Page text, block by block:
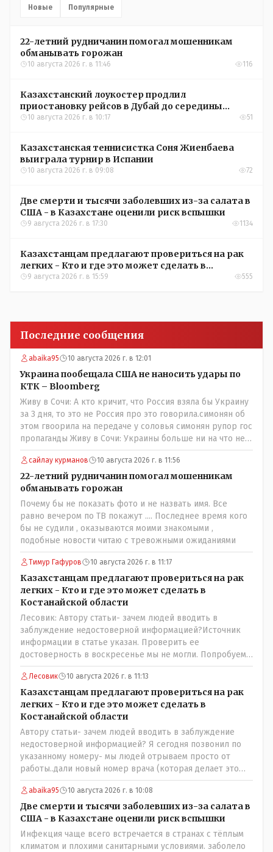
Новые Популярные
22-летний рудничанин помогал мошенникам
обманывать горожан
10 августа 2026 г. в 11:46 116
Казахстанский лоукостер продлил
приостановку рейсов в Дубай до середины
сентября
10 августа 2026 г. в 10:17 51
Казахстанская теннисистка Соня Жиенбаева
выиграла турнир в Испании
10 августа 2026 г. в 09:08 72
Две смерти и тысячи заболевших из-за салата в
США - в Казахстане оценили риск вспышки
9 августа 2026 г. в 17:30 1134
Казахстанцам предлагают провериться на рак
легких - Кто и где это может сделать в
Костанайской области
9 августа 2026 г. в 15:59 555
Последние сообщения
abaika95 10 августа 2026 г. в 12:01
Украина пообещала США не наносить удары по
КТК – Bloomberg
Живу в Сочи: А кто кричит, что Россия взяла бы Украину
за 3 дня, то это не Россия про это говорила.симонян об
этом гвоорила на передаче у соловья симонян рупор гос
пропаганды Живу в Сочи: Украины больше ни на что не
хватает, кроме как бить беспилотниками,а зачем что-то
выдумывать если это средство действенно? россия вон
орешникам по какимто сараям и гаражам бьет тратя
млрды (точнее скрывая что тратит сама разворовывает)
украина копеешными дронами которыми дети могут
управлять устраивает сафари на штурмовиков вс рф от
чего очень жутко дроны китацы за копееки соберут
хоть миллион а где мужиков взять в русских селениях
сайлау курманов 10 августа 2026 г. в 11:56
22-летний рудничанин помогал мошенникам
обманывать горожан
Почему бы не показать фото и не назвать имя. Все
равно вечером по ТВ покажут .... Последнее время кого
бы не судили , оказываются моими знакомыми ,
подобные новости читаю с тревожными ожиданиями
Тимур Гафуров 10 августа 2026 г. в 11:17
Казахстанцам предлагают провериться на рак
легких - Кто и где это может сделать в
Костанайской области
Лесовик: Автору статьи- зачем людей вводить в
заблуждение недостоверной информацией?Источник
информации в статье указан. Проверить ее
достоверность в воскресенье мы не могли. Попробуем
уточнить в управлении здравоохранения
Лесовик 10 августа 2026 г. в 11:13
Казахстанцам предлагают провериться на рак
легких - Кто и где это может сделать в
Костанайской области
Автору статьи- зачем людей вводить в заблуждение
недостоверной информацией? Я сегодня позвонил по
указанному номеру- мы людей отрываем просто от
работы..дали новый номер врача (которая делает это
обследование и она также не записывает. Записывают к
ней на прием только участковая медсестра, к которой и
необходимо обратиться! Короче гемор еще тот в
ограниченное время..
abaika95 10 августа 2026 г. в 10:08
Две смерти и тысячи заболевших из-за салата в
США - в Казахстане оценили риск вспышки
Инфекция чаще всего встречается в странах с тёплым
климатом и плохими санитарными условиями. заболело